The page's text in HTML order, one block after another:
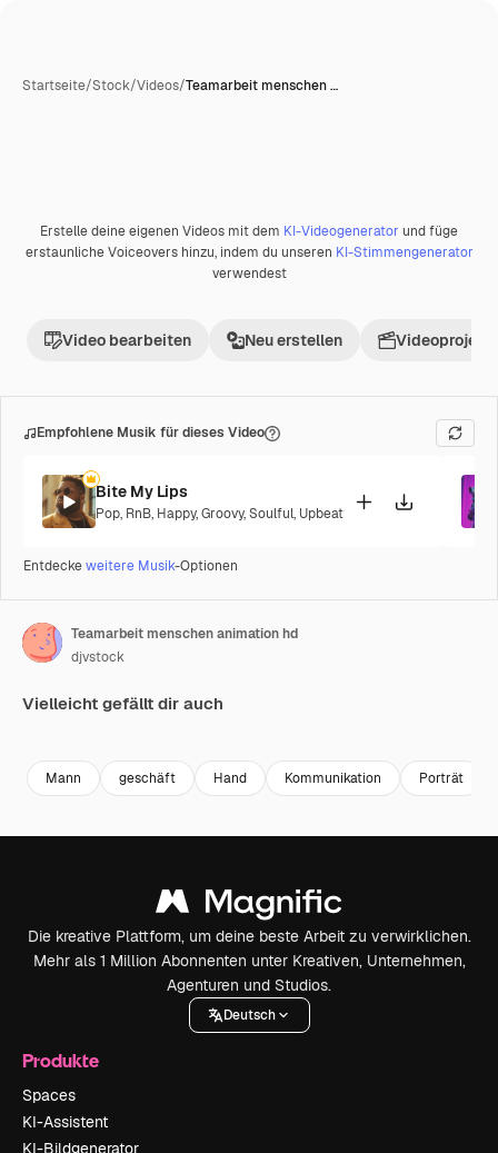
Startseite/Stock/Videos/Teamarbeit menschen …
Premium
Erstelle deine eigenen Videos mit dem KI-Videogenerator und füge
erstaunliche Voiceovers hinzu, indem du unseren KI-Stimmengenerator
verwendest
Video bearbeiten Neu erstellen Videoprojekt
Empfohlene Musik für dieses Video
Bite My Lips
Pop, RnB, Happy,Groovy,Soulful, Upbeat
Entdeckeweitere Musik-Optionen
Teamarbeit menschen animation hd
djvstock
Vielleicht gefällt dir auch
Mann geschäft Hand Kommunikation Porträt
Die kreative Plattform, um deine beste Arbeit zu verwirklichen.
Mehr als 1 Million Abonnenten unter Kreativen, Unternehmen,
Agenturen und Studios.
Deutsch
Produkte
Spaces
KI-Assistent
KI-Bildgenerator